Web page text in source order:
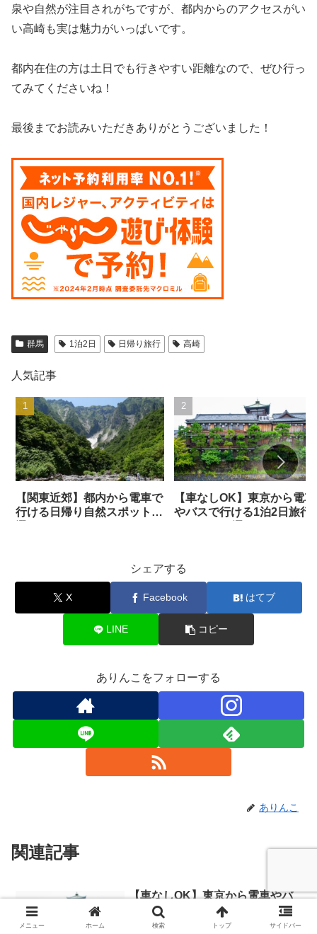
泉や自然が注目されがちですが、都内からのアクセスがい
い高崎も実は魅力がいっぱいです。
都内在住の方は土日でも行きやすい距離なので、ぜひ行っ
てみてくださいね！
最後までお読みいただきありがとうございました！
群馬 1泊2日 日帰り旅行 高崎
人気記事
【関東近郊】都内から電車で
行ける日帰り自然スポット34
【車なしOK】東京から電車
やバスで行ける1泊2日旅行
シェアする
X Facebook はてブ
LINE コピー
ありんこをフォローする
ありんこ
関連記事
【車なしOK】東京から電車やバ
スで行ける1泊2日旅行のおすすめ
31選
メニュー ホーム 検索 トップ サイドバー